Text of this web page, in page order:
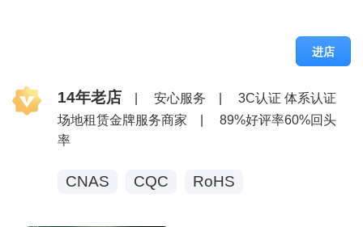
进店
14年老店 安心服务
3C认证 体系认证
场地租赁金牌服务商家
89%好评率60%回头
率
CNAS CQC RoHS